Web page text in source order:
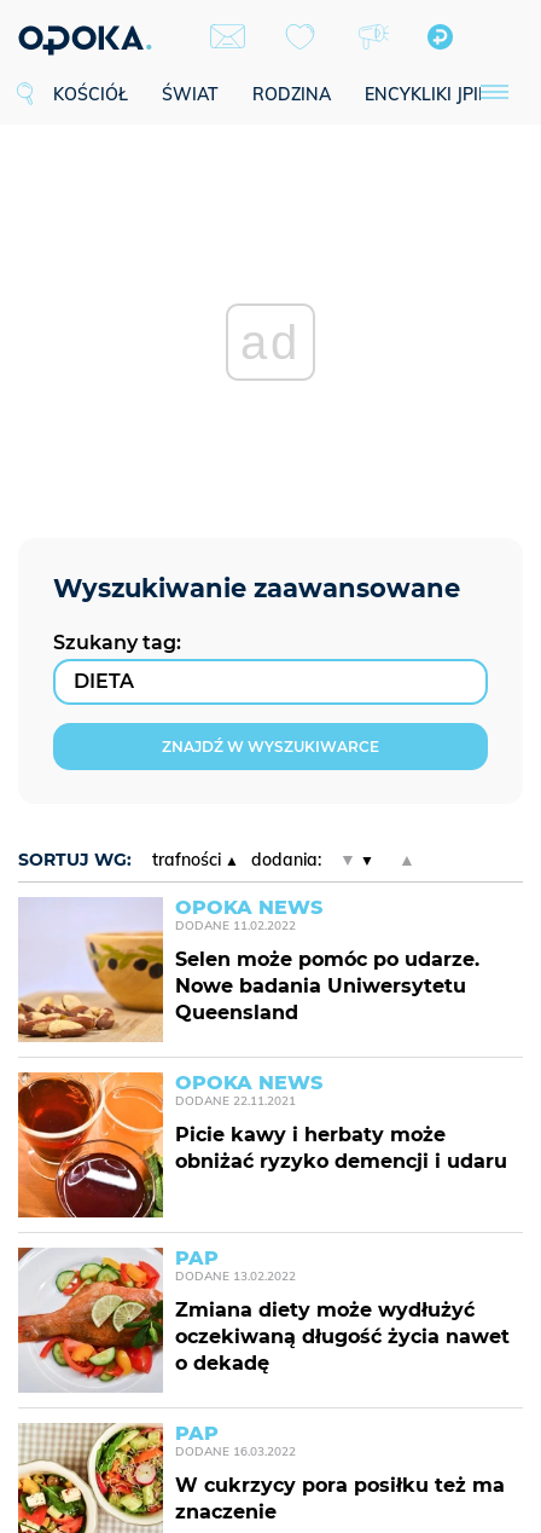
KOŚCIÓŁ ŚWIAT RODZINA ENCYKLIKI JPII
ad
Szukany tag:
ZNAJDŹ W WYSZUKIWARCE
SORTUJ WG: trafności dodania: ▼ ▲
OPOKA NEWS
DODANE 11.02.2022
Selen może pomóc po udarze.
Nowe badania Uniwersytetu
Queensland
OPOKA NEWS
DODANE 22.11.2021
Picie kawy i herbaty może
obniżać ryzyko demencji i udaru
PAP
DODANE 13.02.2022
Zmiana diety może wydłużyć
oczekiwaną długość życia nawet
o dekadę
PAP
DODANE 16.03.2022
W cukrzycy pora posiłku też ma
znaczenie